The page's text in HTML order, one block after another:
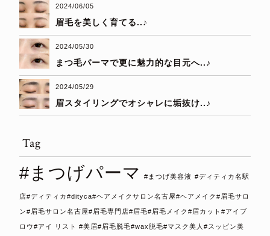
2024/06/05
眉毛を美しく育てる..♪
2024/05/30
まつ毛パーマで更に魅力的な目元へ..♪
2024/05/29
眉スタイリングでオシャレに垢抜け..♪
Tag
#まつげパーマ #まつげ美容液 #ディティカ名駅
店#ディティカ#dityca#ヘアメイクサロン名古屋#ヘアメイク#眉毛サロ
ン#眉毛サロン名古屋#眉毛専門店#眉毛#眉毛メイク#眉カット#アイブ
ロウ#アイ リスト #美眉#眉毛脱毛#wax脱毛#マスク美人#スッピン美